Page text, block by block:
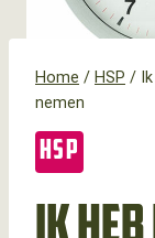
Home / HSP /
nemen
HSP